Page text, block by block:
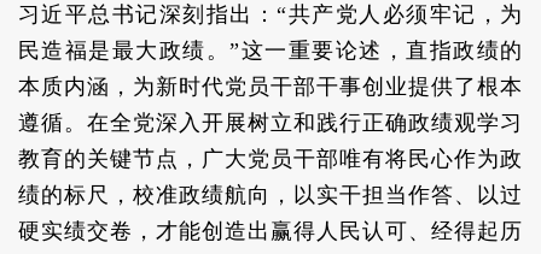
习近平总书记深刻指出：“共产党人必须牢记，为
民造福是最大政绩。”这一重要论述，直指政绩的
本质内涵，为新时代党员干部干事创业提供了根本
遵循。在全党深入开展树立和践行正确政绩观学习
教育的关键节点，广大党员干部唯有将民心作为政
绩的标尺，校准政绩航向，以实干担当作答、以过
硬实绩交卷，才能创造出赢得人民认可、经得起历